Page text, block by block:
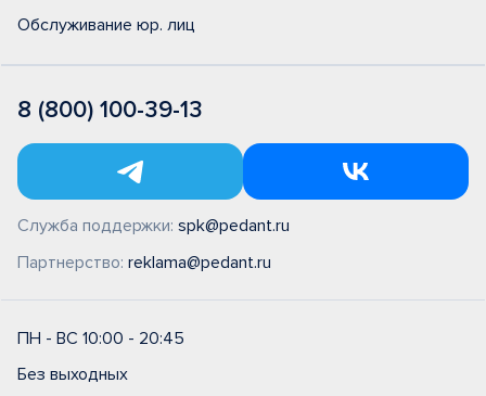
Обслуживание юр. лиц
8 (800) 100-39-13
Служба поддержки: spk@pedant.ru
Партнерство: reklama@pedant.ru
ПН - ВС 10:00 - 20:45
Без выходных